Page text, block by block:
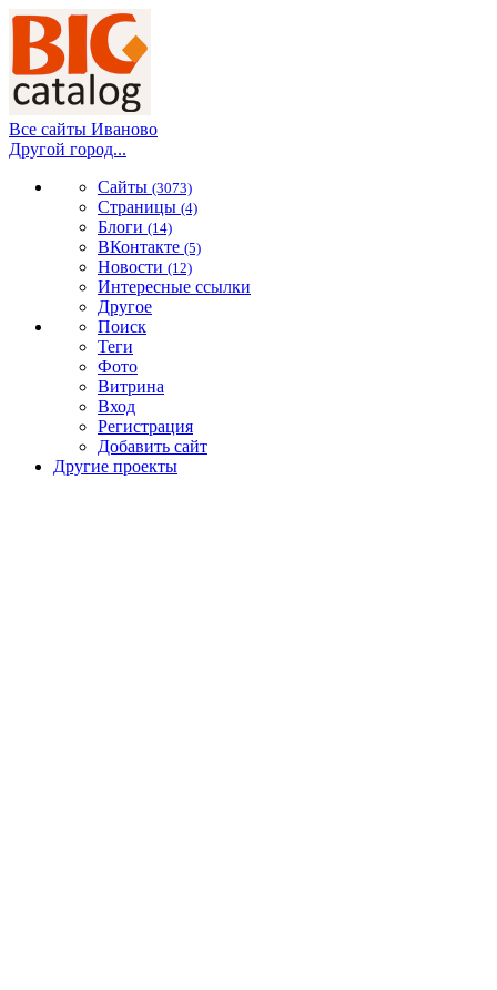
Все сайты Иваново
Другой город...
Сайты (3073)
Страницы (4)
Блоги (14)
ВКонтакте (5)
Новости (12)
Интересные ссылки
Другое
Поиск
Теги
Фото
Витрина
Вход
Регистрация
Добавить сайт
Другие проекты